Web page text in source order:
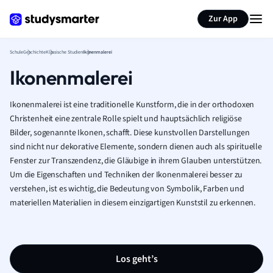
Zur App
SchuleGeschichteKlassische StudienIkonenmalerei
Ikonenmalerei
Ikonenmalerei ist eine traditionelle Kunstform, die in der orthodoxen
Christenheit eine zentrale Rolle spielt und hauptsächlich religiöse
Bilder, sogenannte Ikonen, schafft. Diese kunstvollen Darstellungen
sind nicht nur dekorative Elemente, sondern dienen auch als spirituelle
Fenster zur Transzendenz, die Gläubige in ihrem Glauben unterstützen.
Um die Eigenschaften und Techniken der Ikonenmalerei besser zu
verstehen, ist es wichtig, die Bedeutung von Symbolik, Farben und
materiellen Materialien in diesem einzigartigen Kunststil zu erkennen.
Los geht’s
Seite zusammenfassen